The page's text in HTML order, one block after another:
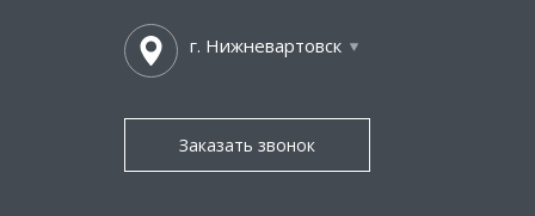
г. Нижневартовск
Заказать звонок